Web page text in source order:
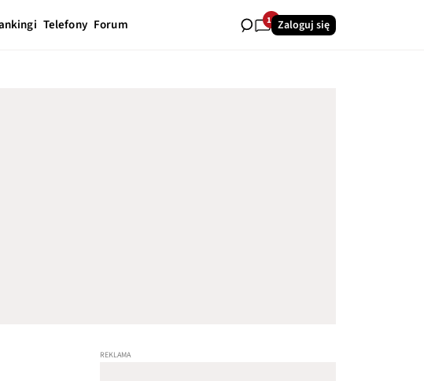
Telefony Forum 14Zaloguj się